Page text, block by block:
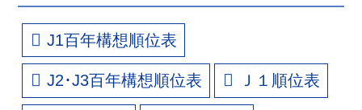
J1百年構想順位表
J2･J3百年構想順位表 Ｊ１順位表